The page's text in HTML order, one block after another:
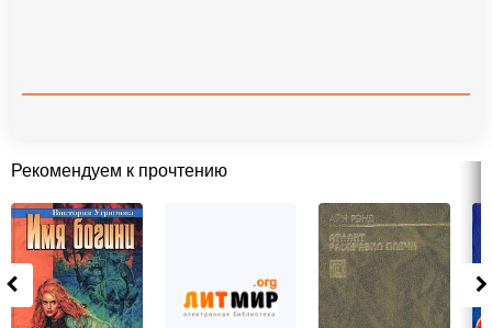
Рекомендуем к прочтению